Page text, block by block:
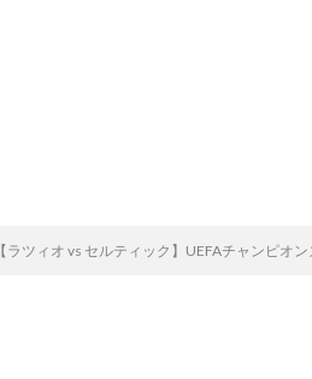
【ラツィオ vs セルティック】UEFAチャンピ